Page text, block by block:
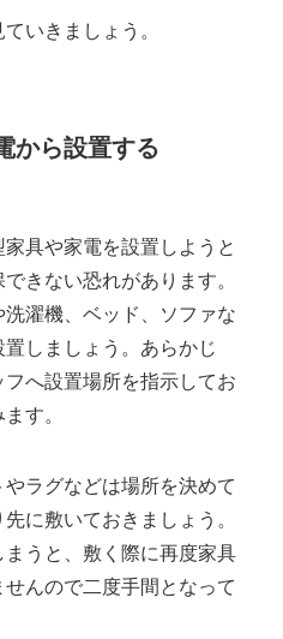
いきましょう。
から設置する
具や家電を設置しようと
きない恐れがあります。
濯機、ベッド、ソファな
しましょう。あらかじ
へ設置場所を指示してお
す。
ラグなどは場所を決めて
に敷いておきましょう。
うと、敷く際に再度家具
んので二度手間となって